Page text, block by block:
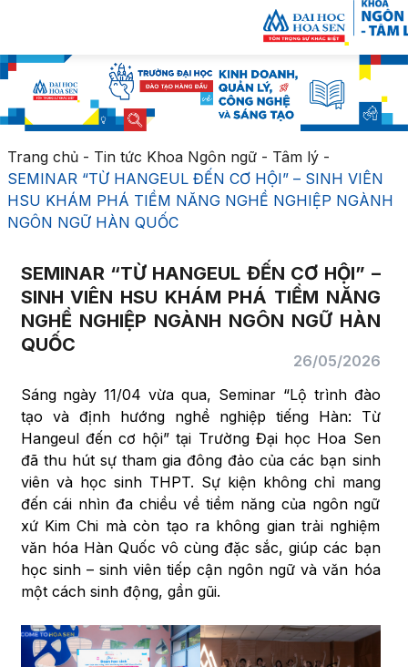
Trang chủ- Tin tức Khoa Ngôn ngữ - Tâm lý-
SEMINAR “TỪ HANGEUL ĐẾN CƠ HỘI” – SINH VIÊN
HSU KHÁM PHÁ TIỀM NĂNG NGHỀ NGHIỆP NGÀNH
NGÔN NGỮ HÀN QUỐC
SEMINAR “TỪ HANGEUL ĐẾN CƠ HỘI” –
SINH VIÊN HSU KHÁM PHÁ TIỀM NĂNG
NGHỀ NGHIỆP NGÀNH NGÔN NGỮ HÀN
QUỐC
26/05/2026
Sáng ngày 11/04 vừa qua, Seminar “Lộ trình đào
tạo và định hướng nghề nghiệp tiếng Hàn: Từ
Hangeul đến cơ hội” tại Trường Đại học Hoa Sen
đã thu hút sự tham gia đông đảo của các bạn sinh
viên và học sinh THPT. Sự kiện không chỉ mang
đến cái nhìn đa chiều về tiềm năng của ngôn ngữ
xứ Kim Chi mà còn tạo ra không gian trải nghiệm
văn hóa Hàn Quốc vô cùng đặc sắc, giúp các bạn
học sinh – sinh viên tiếp cận ngôn ngữ và văn hóa
một cách sinh động, gần gũi.